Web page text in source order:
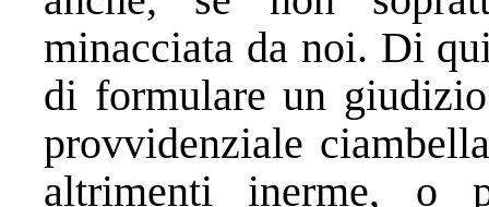
minacciata da noi. Di
di formulare un
provvidenziale
altrimenti inerme, o